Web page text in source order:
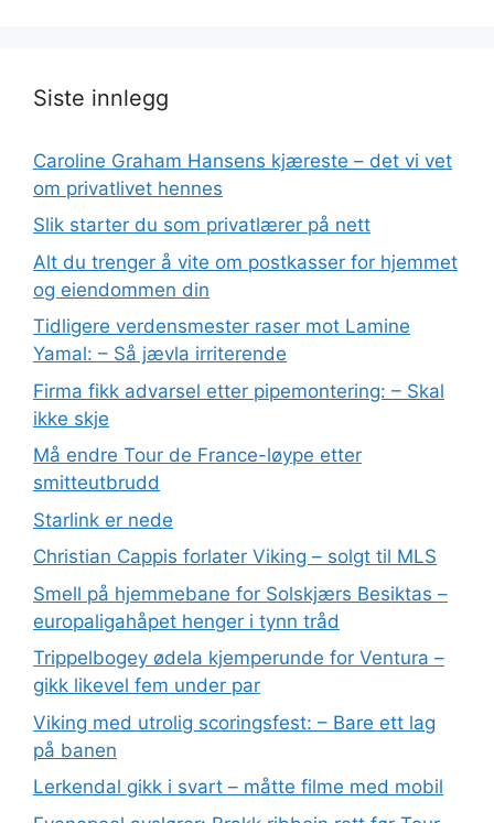
Siste innlegg
Caroline Graham Hansens kjæreste – det vi vet
om privatlivet hennes
Slik starter du som privatlærer på nett
Alt du trenger å vite om postkasser for hjemmet
og eiendommen din
Tidligere verdensmester raser mot Lamine
Yamal: – Så jævla irriterende
Firma fikk advarsel etter pipemontering: – Skal
ikke skje
Må endre Tour de France-løype etter
smitteutbrudd
Starlink er nede
Christian Cappis forlater Viking – solgt til MLS
Smell på hjemmebane for Solskjærs Besiktas –
europaligahåpet henger i tynn tråd
Trippelbogey ødela kjemperunde for Ventura –
gikk likevel fem under par
Viking med utrolig scoringsfest: – Bare ett lag
på banen
Lerkendal gikk i svart – måtte filme med mobil